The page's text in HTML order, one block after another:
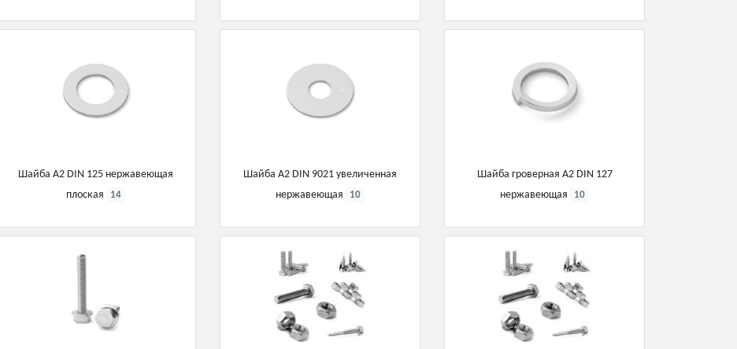
Шайба А2 DIN 125 нержавеющая
плоская
14
Шайба А2 DIN 9021 увеличенная
нержавеющая
10
Шайба гроверная А2 DIN 127
нержавеющая
10